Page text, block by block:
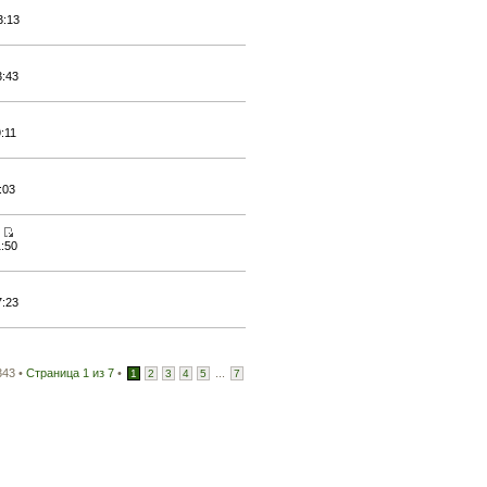
• Страница 1 из 7 • 1 2 3 4 5 7